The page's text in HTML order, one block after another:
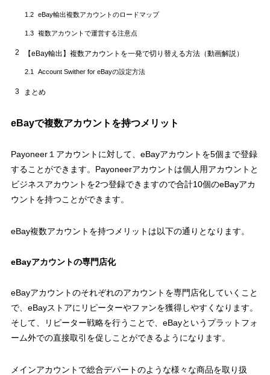
1.2 eBay輸出複数アカウントのロードマップ
1.3 複数アカウントで運営する注意点
2 【eBay輸出】複数アカウントを一発で切り替える方法（動画解説）
2.1 Account Swither for eBayの設定方法
3 まとめ
eBayで複数アカウントを持つメリット
Payoneer１アカウントに対して、eBayアカウントを5個まで登録
することができます。Payoneerアカウントは個人用アカウントと
ビジネスアカウントを2つ登録できますので合計10個のeBayアカ
ウントを持つことができます。
eBay複数アカウントを持つメリットは以下の通りとなります。
eBayアカウントの専門店化
eBayアカウントのそれぞれのアカウントを専門店化していくこと
で、eBayストアにリピーターやファンを獲得しやすくなります。
そして、リピーター戦略を行うことで、eBayというプラットフォ
ーム外での直接取引を促しことができるようになります。
メインアカウントで総合デパートのような様々な商品を取り扱